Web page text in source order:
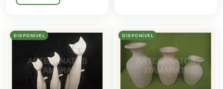
DISPONÍVEL DISPONÍVEL